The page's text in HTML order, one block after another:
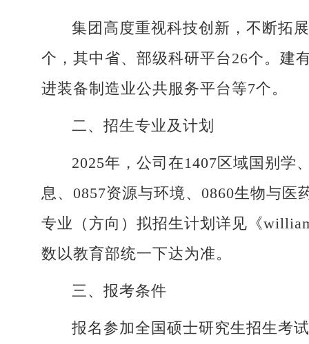
集团高度重视科技创新，不断拓
个，其中省、部级科研平台26个。建
进装备制造业公共服务平台等7个。
二、招生专业及计划
2025年，公司在1407区域国别学
息、0857资源与环境、0860生物与
专业（方向）拟招生计划详见《
数以教育部统一下达为准。
三、报考条件
报名参加全国硕士研究生招生考